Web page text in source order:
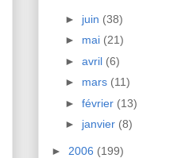
► juin (38)
► mai (21)
► avril (6)
► mars (11)
► février (13)
► janvier (8)
► 2006 (199)